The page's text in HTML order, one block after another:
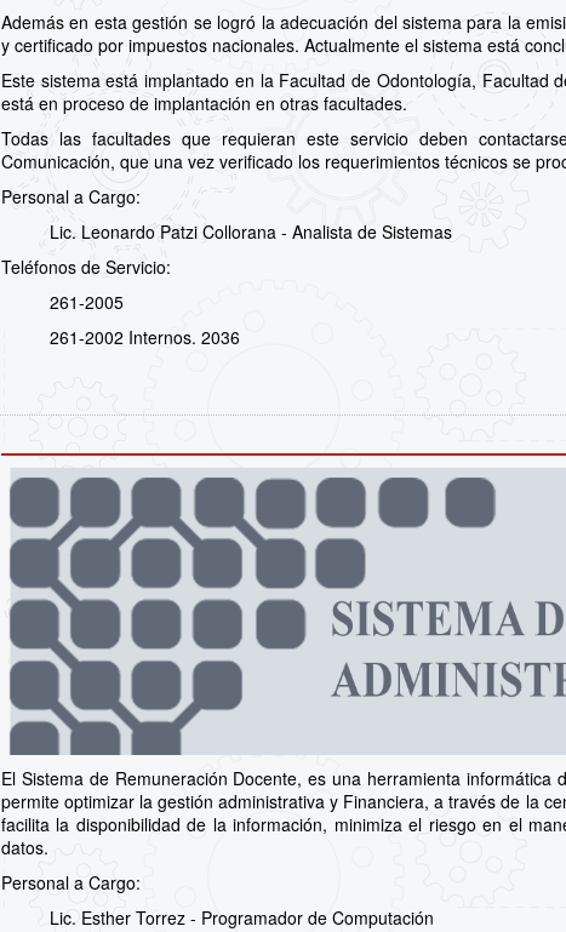
Además en esta gestión se logró la adecuación del sistema para la
y certificado por impuestos nacionales. Actualmente el sistema está
Este sistema está implantado en la Facultad de Odontología, Facultad
está en proceso de implantación en otras facultades.
Todas las facultades que requieran este servicio deben
Comunicación, que una vez verificado los requerimientos técnicos se
Personal a Cargo:
Lic. Leonardo Patzi Collorana - Analista de Sistemas
Teléfonos de Servicio:
261-2005
261-2002 Internos. 2036
El Sistema de Remuneración Docente, es una herramienta
permite optimizar la gestión administrativa y Financiera, a través de la
facilita la disponibilidad de la información, minimiza el riesgo en el
datos.
Personal a Cargo:
Lic. Esther Torrez - Programador de Computación